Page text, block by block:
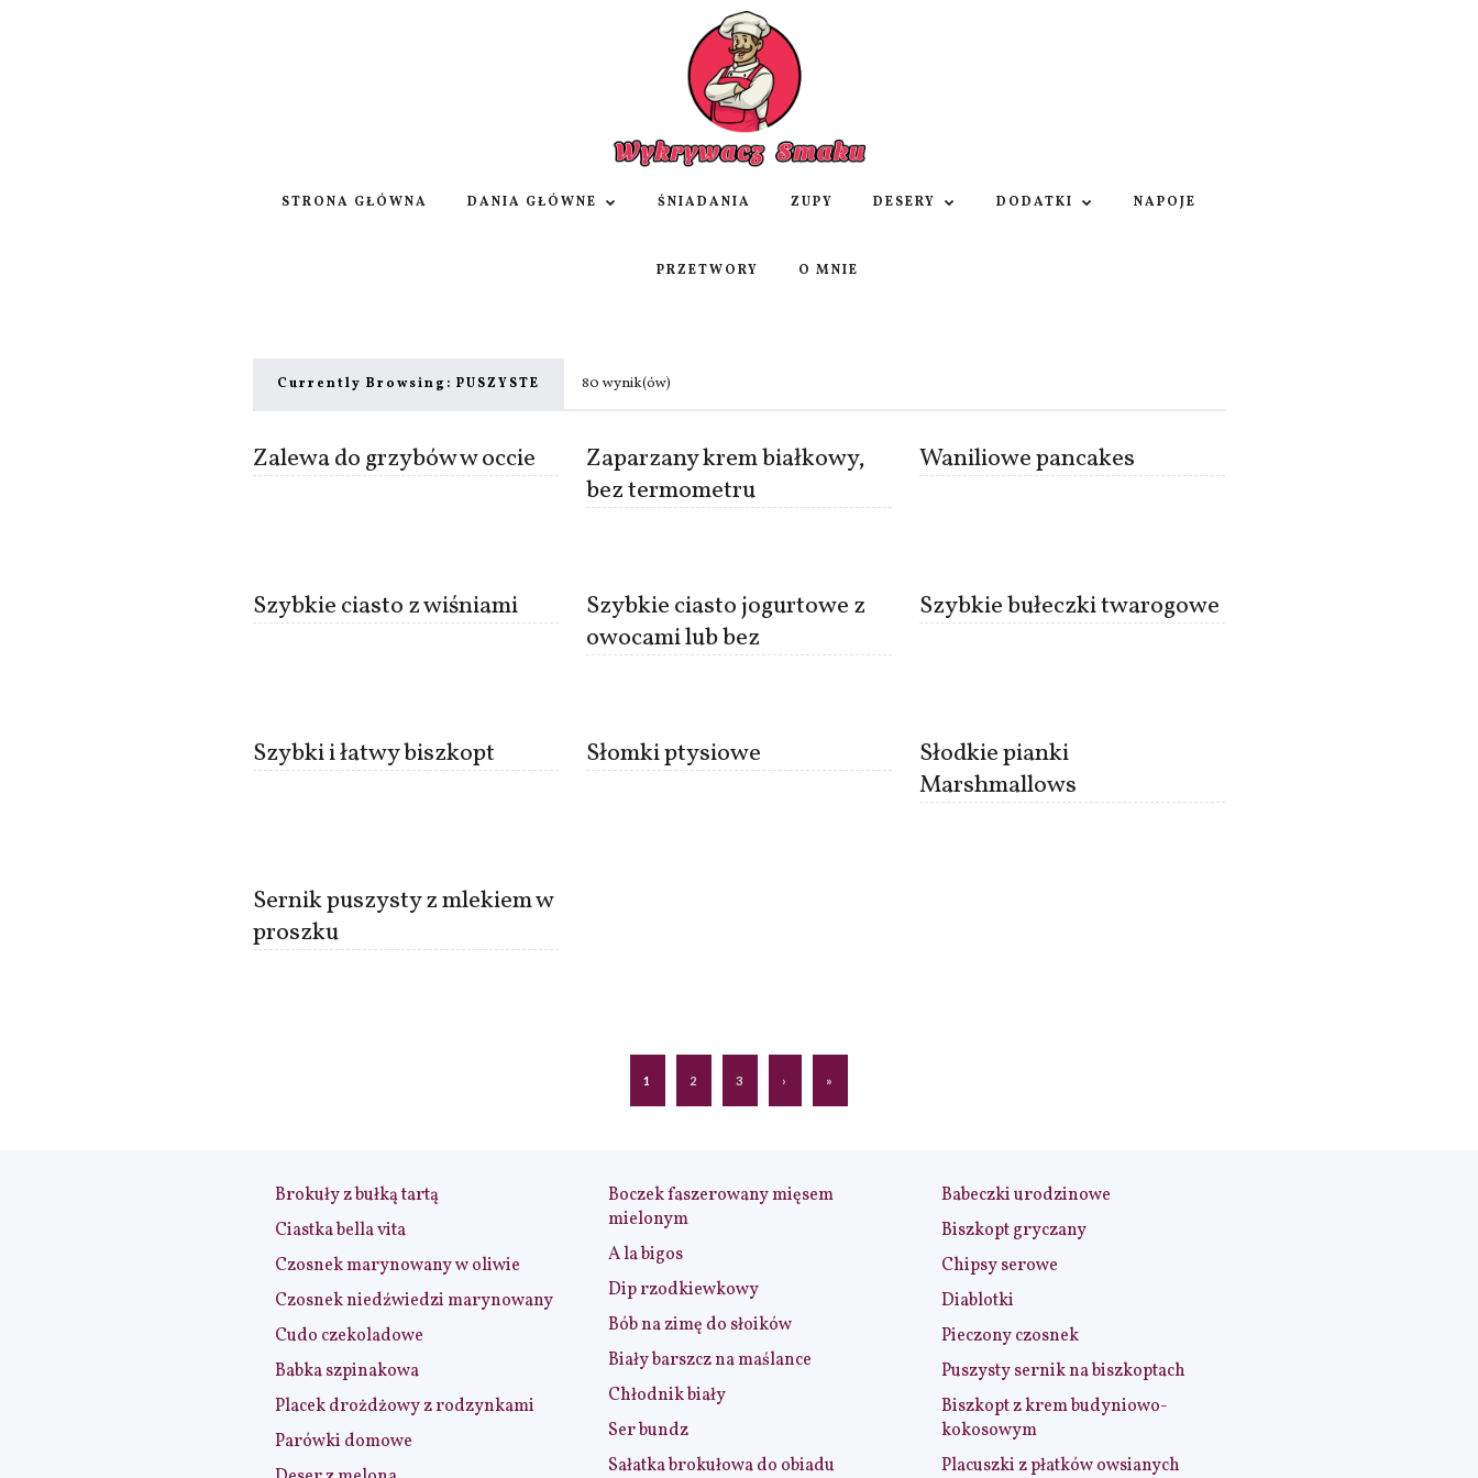
STRONA GŁÓWNA DANIA GŁÓWNE ŚNIADANIA ZUPY DESERY DODATKI NAPOJE
PRZETWORY O MNIE
Currently Browsing: PUSZYSTE 80 wynik(ów)
Zalewa do grzybów w occie
Zaparzany krem białkowy,
bez termometru
Waniliowe pancakes
Szybkie ciasto z wiśniami
Szybkie ciasto jogurtowe z
owocami lub bez
Szybkie bułeczki twarogowe
Szybki i łatwy biszkopt Słomki ptysiowe
Słodkie pianki
Marshmallows
Sernik puszysty z mlekiem w
proszku
1 2 3 › »
Brokuły z bułką tartą
Ciastka bella vita
Czosnek marynowany w oliwie
Czosnek niedźwiedzi marynowany
Cudo czekoladowe
Babka szpinakowa
Placek drożdżowy z rodzynkami
Parówki domowe
Boczek faszerowany mięsem
mielonym
A la bigos
Dip rzodkiewkowy
Bób na zimę do słoików
Biały barszcz na maślance
Chłodnik biały
Ser bundz
Sałatka brokułowa do obiadu
Babeczki urodzinowe
Biszkopt gryczany
Chipsy serowe
Diablotki
Pieczony czosnek
Puszysty sernik na biszkoptach
Biszkopt z krem budyniowo-
kokosowym
Placuszki z płatków owsianych